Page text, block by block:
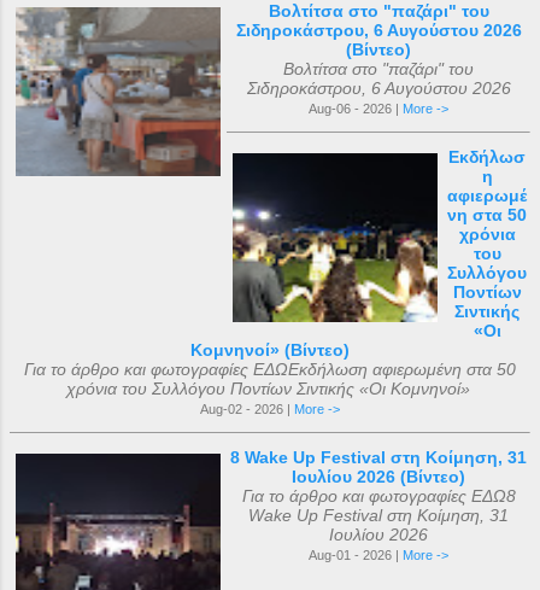
Βολτίτσα στο "παζάρι" του
Σιδηροκάστρου, 6 Αυγούστου 2026
(Βίντεο)
Βολτίτσα στο "παζάρι" του
Σιδηροκάστρου, 6 Αυγούστου 2026
Aug-06 - 2026 | More ->
Εκδήλωσ
η
αφιερωμέ
νη στα 50
χρόνια
του
Συλλόγου
Ποντίων
Σιντικής
«Οι
Κομνηνοί» (Βίντεο)
Για το άρθρο και φωτογραφίες ΕΔΩΕκδήλωση αφιερωμένη στα 50
χρόνια του Συλλόγου Ποντίων Σιντικής «Οι Κομνηνοί»
Aug-02 - 2026 | More ->
8 Wake Up Festival στη Κοίμηση, 31
Ιουλίου 2026 (Βίντεο)
Για το άρθρο και φωτογραφίες ΕΔΩ8
Wake Up Festival στη Κοίμηση, 31
Ιουλίου 2026
Aug-01 - 2026 | More ->